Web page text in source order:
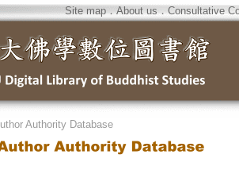
Site map．About us．Consultative
Authority Database